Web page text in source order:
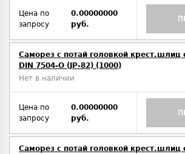
Цена по
запросу
0.00000000
руб.
Саморез с потай головкой
DIN 7504-O (JP-82) (1000)
Нет в наличии
Цена по
запросу
0.00000000
руб.
Саморез с потай головкой